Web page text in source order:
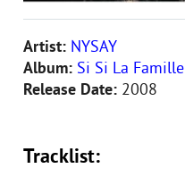
Artist: NYSAY
Album: Si Si La Famille
Release Date: 2008
Tracklist: